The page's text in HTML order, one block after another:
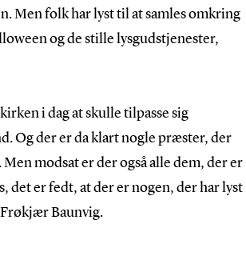
Men folk har lyst til at samles omkring
og de stille lysgudstjenester,
i dag at skulle tilpasse sig
Og der er da klart nogle præster, der
modsat er der også alle dem, der er
det er fedt, at der er nogen, der har lyst
Baunvig.